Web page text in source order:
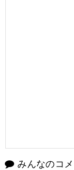
みんなのコ